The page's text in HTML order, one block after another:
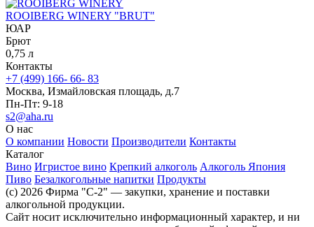
ROOIBERG WINERY "BRUT"
ЮАР
Брют
0,75 л
Контакты
+7 (499) 166- 66- 83
Москва, Измайловская площадь, д.7
Пн-Пт: 9-18
s2@aha.ru
О нас
О компании Новости Производители Контакты
Каталог
Вино Игристое вино Крепкий алкоголь Алкоголь Япония
Пиво Безалкогольные напитки Продукты
(c) 2026 Фирма "С-2" — закупки, хранение и поставки
алкогольной продукции.
Сайт носит исключительно информационный характер, и ни